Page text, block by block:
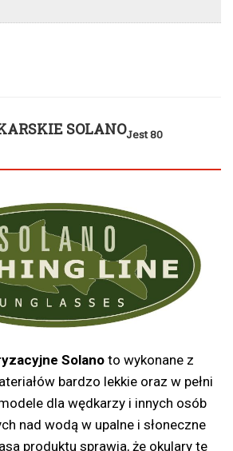
SOLANOJest 80
Solano to wykonane z
bardzo lekkie oraz w pełni
dla wędkarzy i innych osób
nad wodą w upalne i słoneczne
produktu sprawia, że okulary te